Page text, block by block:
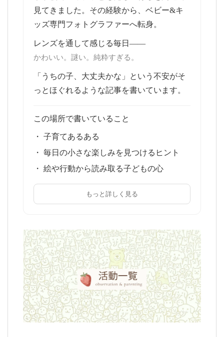
見てきました。その経験から、ベビー&キ
ッズ専門フォトグラファーへ転身。
レンズを通して感じる毎日——
かわいい。謎い。純粋すぎる。
「うちの子、大丈夫かな」という不安がそ
っとほぐれるような記事を書いています。
この場所で書いていること
・ 子育てあるある
・ 毎日の小さな楽しみを見つけるヒント
・ 絵や行動から読み取る子どもの心
もっと詳しく見る